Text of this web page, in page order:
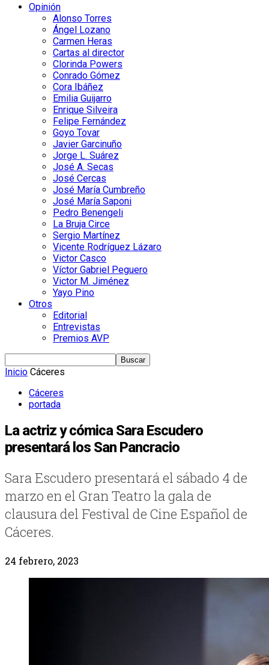
Opinión
Alonso Torres
Ángel Lozano
Carmen Heras
Cartas al director
Clorinda Powers
Conrado Gómez
Cora Ibáñez
Emilia Guijarro
Enrique Silveira
Felipe Fernández
Goyo Tovar
Javier Garcinuño
Jorge L. Suárez
José A. Secas
José Cercas
José María Cumbreño
José María Saponi
Pedro Benengeli
La Bruja Circe
Sergio Martínez
Vicente Rodríguez Lázaro
Victor Casco
Víctor Gabriel Peguero
Victor M. Jiménez
Yayo Pino
Otros
Editorial
Entrevistas
Premios AVP
Inicio Cáceres
Cáceres
portada
La actriz y cómica Sara Escudero
presentará los San Pancracio
Sara Escudero presentará el sábado 4 de
marzo en el Gran Teatro la gala de
clausura del Festival de Cine Español de
Cáceres.
24 febrero, 2023